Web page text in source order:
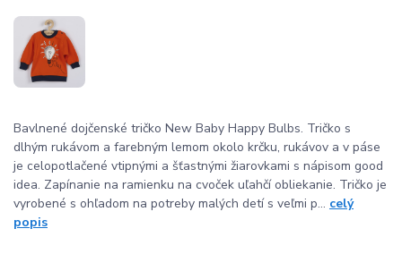
Bavlnené dojčenské tričko New Baby Happy Bulbs. Tričko s
dlhým rukávom a farebným lemom okolo krčku, rukávov a v páse
je celopotlačené vtipnými a šťastnými žiarovkami s nápisom good
idea. Zapínanie na ramienku na cvoček uľahčí obliekanie. Tričko je
vyrobené s ohľadom na potreby malých detí s veľmi p... celý
popis